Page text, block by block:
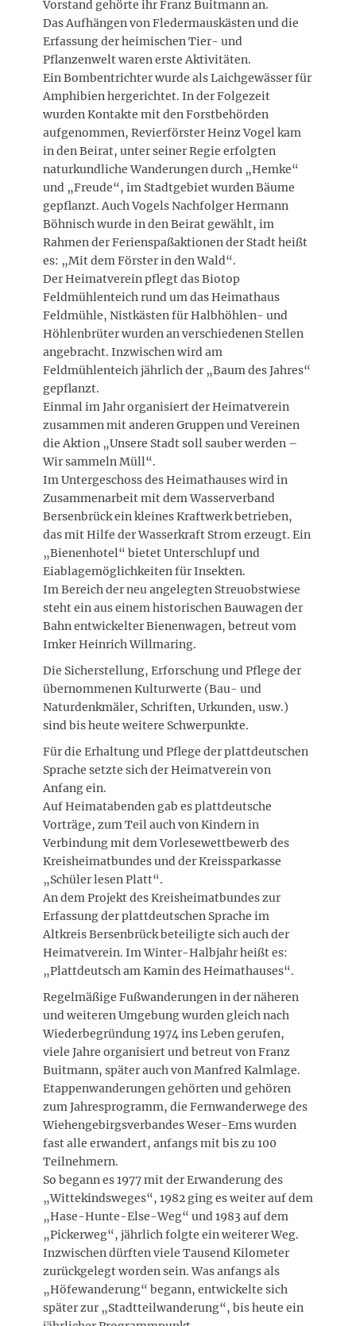
Vorstand gehörte ihr Franz Buitmann an.
Das Aufhängen von Fledermauskästen und die
Erfassung der heimischen Tier- und
Pflanzenwelt waren erste Aktivitäten.
Ein Bombentrichter wurde als Laichgewässer für
Amphibien hergerichtet. In der Folgezeit
wurden Kontakte mit den Forstbehörden
aufgenommen, Revierförster Heinz Vogel kam
in den Beirat, unter seiner Regie erfolgten
naturkundliche Wanderungen durch „Hemke“
und „Freude“, im Stadtgebiet wurden Bäume
gepflanzt. Auch Vogels Nachfolger Hermann
Böhnisch wurde in den Beirat gewählt, im
Rahmen der Ferienspaßaktionen der Stadt heißt
es: „Mit dem Förster in den Wald“.
Der Heimatverein pflegt das Biotop
Feldmühlenteich rund um das Heimathaus
Feldmühle, Nistkästen für Halbhöhlen- und
Höhlenbrüter wurden an verschiedenen Stellen
angebracht. Inzwischen wird am
Feldmühlenteich jährlich der „Baum des Jahres“
gepflanzt.
Einmal im Jahr organisiert der Heimatverein
zusammen mit anderen Gruppen und Vereinen
die Aktion „Unsere Stadt soll sauber werden –
Wir sammeln Müll“.
Im Untergeschoss des Heimathauses wird in
Zusammenarbeit mit dem Wasserverband
Bersenbrück ein kleines Kraftwerk betrieben,
das mit Hilfe der Wasserkraft Strom erzeugt. Ein
„Bienenhotel“ bietet Unterschlupf und
Eiablagemöglichkeiten für Insekten.
Im Bereich der neu angelegten Streuobstwiese
steht ein aus einem historischen Bauwagen der
Bahn entwickelter Bienenwagen, betreut vom
Imker Heinrich Willmaring.
Die Sicherstellung, Erforschung und Pflege der
übernommenen Kulturwerte (Bau- und
Naturdenkmäler, Schriften, Urkunden, usw.)
sind bis heute weitere Schwerpunkte.
Für die Erhaltung und Pflege der plattdeutschen
Sprache setzte sich der Heimatverein von
Anfang ein.
Auf Heimatabenden gab es plattdeutsche
Vorträge, zum Teil auch von Kindern in
Verbindung mit dem Vorlesewettbewerb des
Kreisheimatbundes und der Kreissparkasse
„Schüler lesen Platt“.
An dem Projekt des Kreisheimatbundes zur
Erfassung der plattdeutschen Sprache im
Altkreis Bersenbrück beteiligte sich auch der
Heimatverein. Im Winter-Halbjahr heißt es:
„Plattdeutsch am Kamin des Heimathauses“.
Regelmäßige Fußwanderungen in der näheren
und weiteren Umgebung wurden gleich nach
Wiederbegründung 1974 ins Leben gerufen,
viele Jahre organisiert und betreut von Franz
Buitmann, später auch von Manfred Kalmlage.
Etappenwanderungen gehörten und gehören
zum Jahresprogramm, die Fernwanderwege des
Wiehengebirgsverbandes Weser-Ems wurden
fast alle erwandert, anfangs mit bis zu 100
Teilnehmern.
So begann es 1977 mit der Erwanderung des
„Wittekindsweges“, 1982 ging es weiter auf dem
„Hase-Hunte-Else-Weg“ und 1983 auf dem
„Pickerweg“, jährlich folgte ein weiterer Weg.
Inzwischen dürften viele Tausend Kilometer
zurückgelegt worden sein. Was anfangs als
„Höfewanderung“ begann, entwickelte sich
später zur „Stadtteilwanderung“, bis heute ein